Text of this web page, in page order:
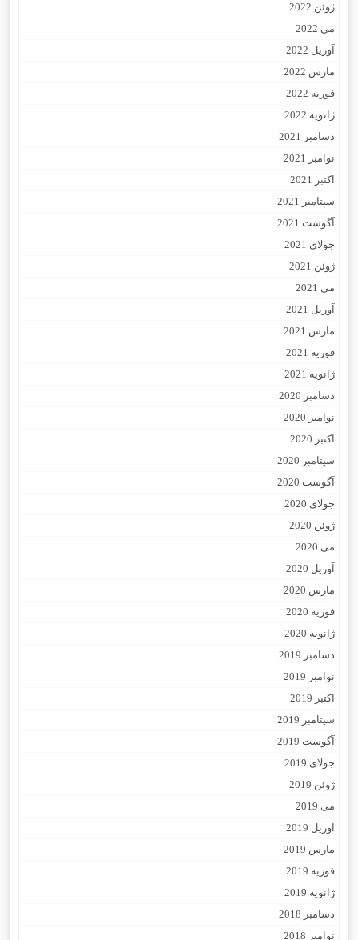
ژوئن 2022
می 2022
آوریل 2022
مارس 2022
فوریه 2022
ژانویه 2022
دسامبر 2021
نوامبر 2021
اکتبر 2021
سپتامبر 2021
آگوست 2021
جولای 2021
ژوئن 2021
می 2021
آوریل 2021
مارس 2021
فوریه 2021
ژانویه 2021
دسامبر 2020
نوامبر 2020
اکتبر 2020
سپتامبر 2020
آگوست 2020
جولای 2020
ژوئن 2020
می 2020
آوریل 2020
مارس 2020
فوریه 2020
ژانویه 2020
دسامبر 2019
نوامبر 2019
اکتبر 2019
سپتامبر 2019
آگوست 2019
جولای 2019
ژوئن 2019
می 2019
آوریل 2019
مارس 2019
فوریه 2019
ژانویه 2019
دسامبر 2018
نوامبر 2018